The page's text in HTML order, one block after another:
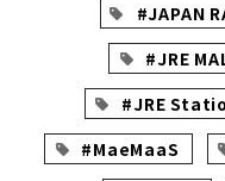
#JAPAN
#JRE
#JRE
#MaeMaaS